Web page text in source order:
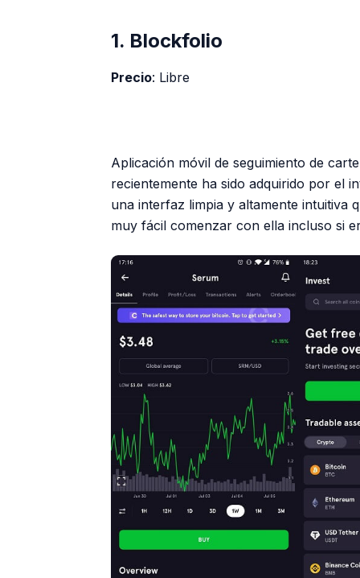
1. Blockfolio
Precio: Libre
Aplicación móvil de seguimiento de
recientemente ha sido adquirido por el
una interfaz limpia y altamente intuitiva
muy fácil comenzar con ella incluso si